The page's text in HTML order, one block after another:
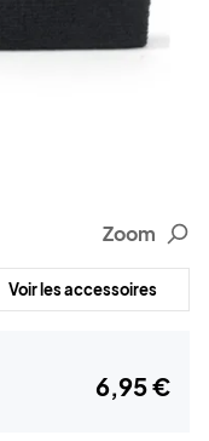
Zoom
Voir les accessoires
6,95 €